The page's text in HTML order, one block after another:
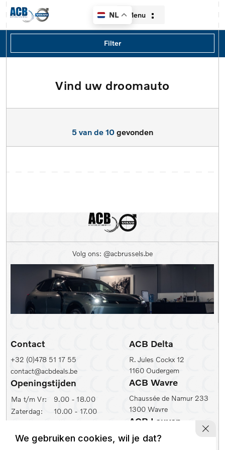
NL Menu
Home
Diensten
Vind uw droomauto
Filter
Filters
Merk
Type
Kleur
Carrosserie
Kilometerstand Van
Kilometerstand tot
1e inschrijfdatum min
1e inschrijfdatum max
5 van de 10 gevonden
Volg ons: @acbrussels.be
Contact
+32 (0)478 51 17 55
contact@acbdeals.be
Openingstijden
Ma t/m Vr:
9.00 - 18.00
Zaterdag:
10.00 - 17.00
ACB Zaventem
Leuvensesteenweg 430
ACB Delta
R. Jules Cockx 12
1160 Oudergem
ACB Wavre
Chaussée de Namur 233
1300 Wavre
ACB Leuven
Ambachtenlaan 2
We gebruiken cookies, wil je dat?